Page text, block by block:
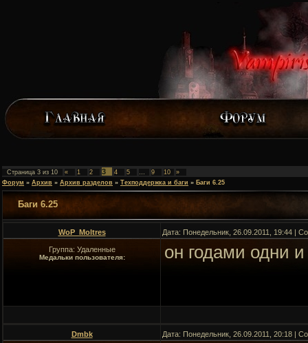
Страница 3 из 10 « 1 2 3 4 5 … 9 10
»
Форум » Архив » Архив разделов » Техподдержка и баги » Баги 6.25
Баги 6.25
WoP_Moltres Дата: Понедельник, 26.09.2011, 19:44 |
Группа: Удаленные
Медальки пользователя: он годами одни
Dmbk Дата: Понедельник, 26.09.2011, 20:18 |